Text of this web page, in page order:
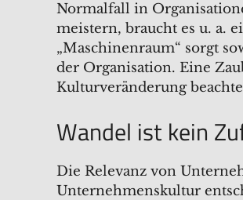
Normalfall in
meistern, braucht es u. a.
„Maschinenraum“ sorgt
der Organisation. Eine
Kulturveränderung
Wandel ist kein
Die Relevanz von
Unternehmenskultur